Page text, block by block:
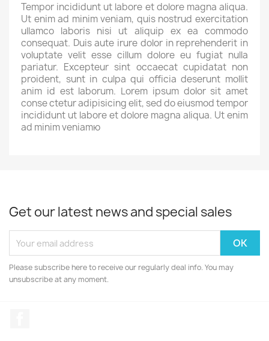
Tempor incididunt ut labore et dolore magna aliqua.
Ut enim ad minim veniam, quis nostrud exercitation
ullamco laboris nisi ut aliquip ex ea commodo
consequat. Duis aute irure dolor in reprehenderit in
voluptate velit esse cillum dolore eu fugiat nulla
pariatur. Excepteur sint occaecat cupidatat non
proident, sunt in culpa qui officia deserunt mollit
anim id est laborum. Lorem ipsum dolor sit amet
conse ctetur adipisicing elit, sed do eiusmod tempor
incididunt ut labore et dolore magna aliqua. Ut enim
ad minim veniamю
Get our latest news and special sales
Please subscribe here to receive our regularly deal info. You may
unsubscribe at any moment.